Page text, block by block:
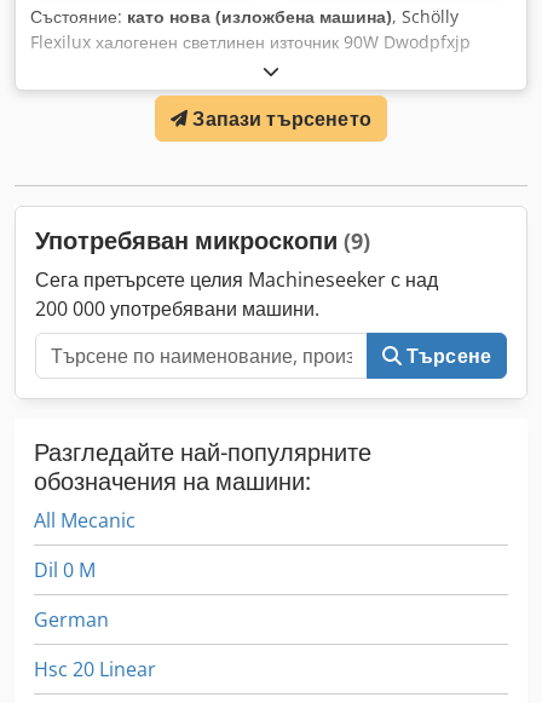
Състояние: като нова (изложбена машина), Schölly
Flexilux халогенен светлинен източник 90W Dwodpfxjp
Запази търсенето
Употребяван микроскопи (9)
Сега претърсете целия Machineseeker с над
200 000 употребявани машини.
Търсене
Разгледайте най-популярните
обозначения на машини:
All Mecanic
Dil 0 M
German
Hsc 20 Linear